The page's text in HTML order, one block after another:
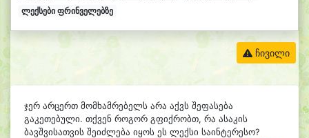
ლექსები ფრინველებზე
ჩივილი
ჯერ არცერთ მომხამრებელს არა აქვს შეფასება
გაკეთებული. თქვენ როგორ გფიქრობთ, რა ასაკის
ბავშვისათვის შეიძლება იყოს ეს ლექსი საინტერესო?